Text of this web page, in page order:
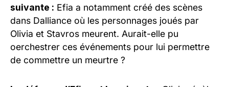
suivante : Efia a notamment créé des scènes
dans Dalliance où les personnages joués par
Olivia et Stavros meurent. Aurait-elle pu
oerchestrer ces événements pour lui permettre
de commettre un meurtre ?